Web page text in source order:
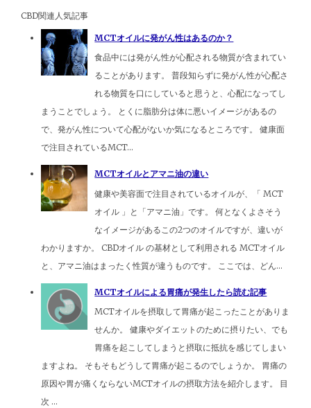
CBD関連人気記事
MCTオイルに発がん性はあるのか？
食品中には発がん性が心配される物質が含まれてい
ることがあります。 普段知らずに発がん性が心配さ
れる物質を口にしていると思うと、心配になってし
まうことでしょう。 とくに脂肪分は体に悪いイメージがあるの
で、発がん性について心配がないか気になるところです。 健康面
で注目されているMCT...
MCTオイルとアマニ油の違い
健康や美容面で注目されているオイルが、「 MCT
オイル 」と「アマニ油」です。 何となくよさそう
なイメージがあるこの2つのオイルですが、違いが
わかりますか。 CBDオイル の基材として利用される MCTオイル
と、アマニ油はまったく性質が違うものです。 ここでは、どん...
MCTオイルによる胃痛が発生したら読む記事
MCTオイルを摂取して胃痛が起こったことがありま
せんか。 健康やダイエットのために摂りたい、でも
胃痛を起こしてしまうと摂取に抵抗を感じてしまい
ますよね。 そもそもどうして胃痛が起こるのでしょうか。 胃痛の
原因や胃が痛くならないMCTオイルの摂取方法を紹介します。 目
次 ...